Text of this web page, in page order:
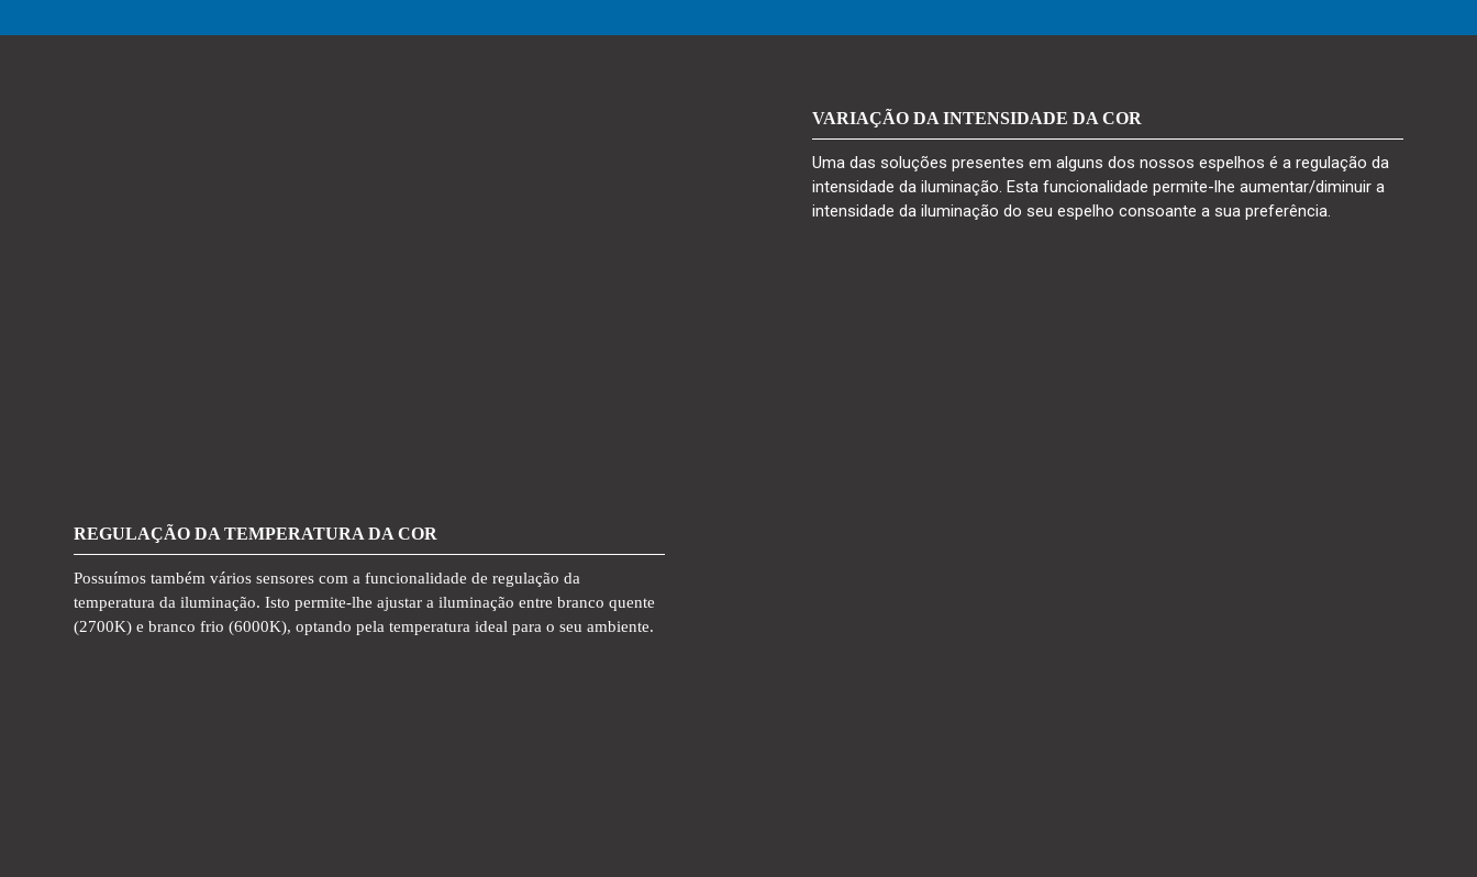
VARIAÇÃO DA INTENSIDADE DA COR
Uma das soluções presentes em alguns dos nossos espelhos é a regulação da
intensidade da iluminação. Esta funcionalidade permite-lhe aumentar/diminuir a
intensidade da iluminação do seu espelho consoante a sua preferência.
REGULAÇÃO DA TEMPERATURA DA COR
Possuímos também vários sensores com a funcionalidade de regulação da
temperatura da iluminação. Isto permite-lhe ajustar a iluminação entre branco quente
(2700K) e branco frio (6000K), optando pela temperatura ideal para o seu ambiente.